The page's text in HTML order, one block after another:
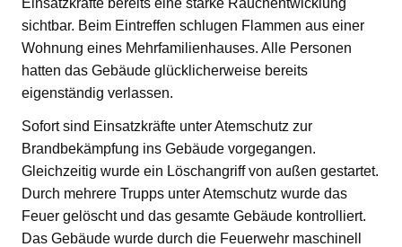
sichtbar. Beim Eintreffen schlugen Flammen aus einer
Wohnung eines Mehrfamilienhauses. Alle Personen
hatten das Gebäude glücklicherweise bereits
eigenständig verlassen.
Sofort sind Einsatzkräfte unter Atemschutz zur
Brandbekämpfung ins Gebäude vorgegangen.
Gleichzeitig wurde ein Löschangriff von außen gestartet.
Durch mehrere Trupps unter Atemschutz wurde das
Feuer gelöscht und das gesamte Gebäude kontrolliert.
Das Gebäude wurde durch die Feuerwehr maschinell